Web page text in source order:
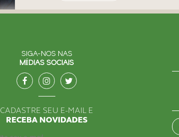
SIGA-NOS NAS
MÍDIAS SOCIAIS
CADASTRE SEU E-MAIL E
RECEBA NOVIDADES